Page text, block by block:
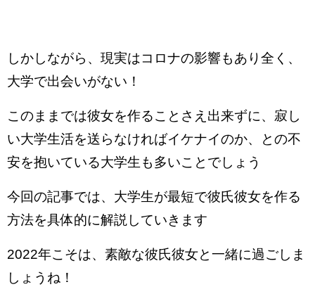
しかしながら、現実はコロナの影響もあり全く、
大学で出会いがない！
このままでは彼女を作ることさえ出来ずに、寂し
い大学生活を送らなければイケナイのか、との不
安を抱いている大学生も多いことでしょう
今回の記事では、大学生が最短で彼氏彼女を作る
方法を具体的に解説していきます
2022年こそは、素敵な彼氏彼女と一緒に過ごしま
しょうね！